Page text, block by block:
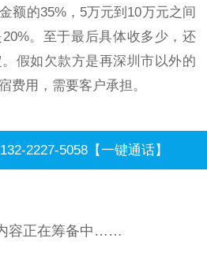
额的35%，5万元到10万元之间
。至于最后具体收多少，还
假如欠款方是再深圳市以外的
费用，需要客户承担。
2227-5058【一键通话】
容正在筹备中……